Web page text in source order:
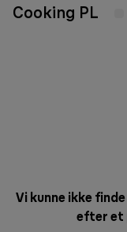
Cooking PL
Vi kunne ikke
efter et